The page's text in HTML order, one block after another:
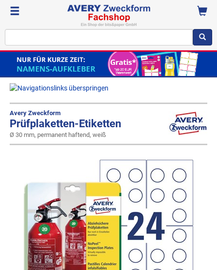
Avery Zweckform
Prüfplaketten-Etiketten
Ø 30 mm, permanent haftend, weiß